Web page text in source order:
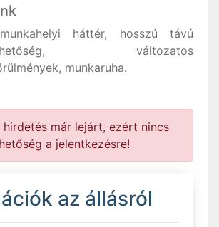
háttér, hosszú távú
változatos
munkaruha.
hirdetés már lejárt, ezért nincs
a jelentkezésre!
az állásról